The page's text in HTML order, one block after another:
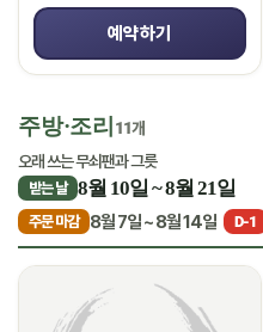
예약하기
주방·조리 11개
오래 쓰는 무쇠팬과 그릇
받는 날 8월 10일 ~ 8월 21일
주문 마감 8월 7일 ~ 8월 14일 D-1